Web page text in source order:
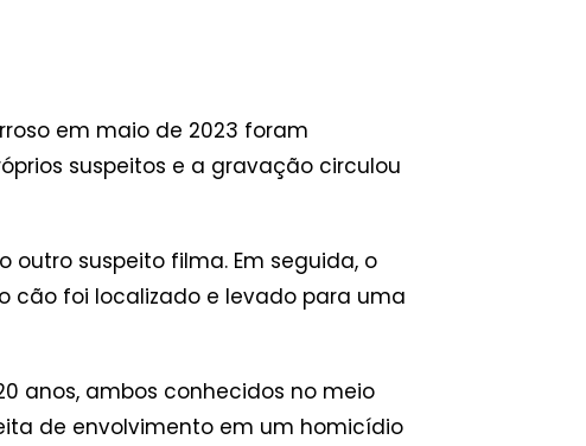
em maio de 2023 foram
suspeitos e a gravação circulou
suspeito filma. Em seguida, o
cão foi localizado e levado para uma
anos, ambos conhecidos no meio
de envolvimento em um homicídio